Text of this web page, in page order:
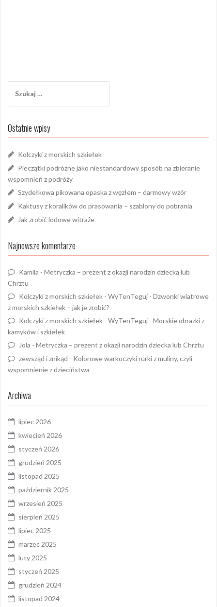
Ostatnie wpisy
Kolczyki z morskich szkiełek
Pieczątki podróżne jako niestandardowy sposób na zbieranie
wspomnień z podróży
Szydełkowa pikowana opaska z węzłem – darmowy wzór
Kaktusy z koralików do prasowania – szablony do pobrania
Jak zrobić lodowe witraże
Najnowsze komentarze
Kamila - Metryczka – prezent z okazji narodzin dziecka lub
Chrztu
Kolczyki z morskich szkiełek - WyTenTeguj - Dzwonki wiatrowe
z morskich szkiełek – jak je zrobić?
Kolczyki z morskich szkiełek - WyTenTeguj - Morskie obrazki z
kamyków i szkiełek
Jola - Metryczka – prezent z okazji narodzin dziecka lub Chrztu
zewsząd i znikąd - Kolorowe warkoczyki rurki z muliny, czyli
wspomnienie z dzieciństwa
Archiwa
lipiec 2026
kwiecień 2026
styczeń 2026
grudzień 2025
listopad 2025
październik 2025
wrzesień 2025
sierpień 2025
lipiec 2025
marzec 2025
luty 2025
styczeń 2025
grudzień 2024
listopad 2024